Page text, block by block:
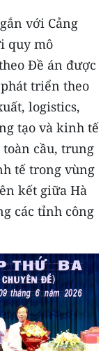
với Cảng
quy mô
Đề án được
triển theo
logistics,
tạo và kinh tế
cầu, trung
tế trong vùng
kết giữa Hà
các tỉnh công